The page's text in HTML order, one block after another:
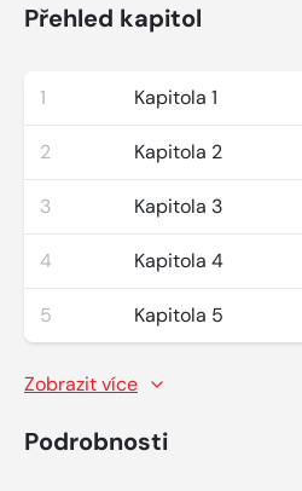
Přehled kapitol
1 Kapitola 1
2 Kapitola 2
3 Kapitola 3
4 Kapitola 4
5 Kapitola 5
Zobrazit více
Podrobnosti